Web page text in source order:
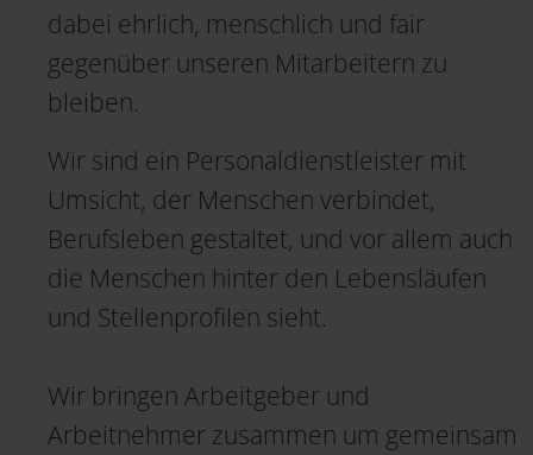
dabei ehrlich, menschlich und fair
gegenüber unseren Mitarbeitern zu
bleiben.
Wir sind ein Personaldienstleister mit
Umsicht, der Menschen verbindet,
Berufsleben gestaltet, und vor allem auch
die Menschen hinter den Lebensläufen
und Stellenprofilen sieht.
Wir bringen Arbeitgeber und
Arbeitnehmer zusammen um gemeinsam